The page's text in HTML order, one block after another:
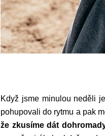
Když jsme minulou neděli
pohupovali do rytmu a pak
že zkusíme dát